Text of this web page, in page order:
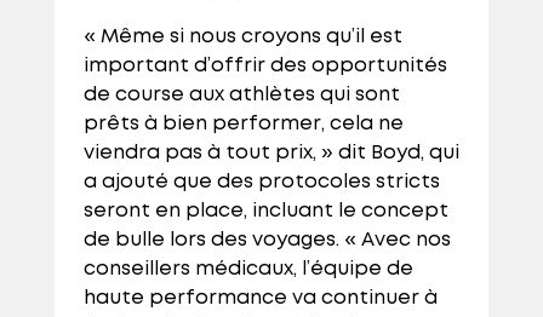
« Même si nous croyons qu’il est
important d’offrir des opportunités
de course aux athlètes qui sont
prêts à bien performer, cela ne
viendra pas à tout prix, » dit Boyd, qui
a ajouté que des protocoles stricts
seront en place, incluant le concept
de bulle lors des voyages. « Avec nos
conseillers médicaux, l’équipe de
haute performance va continuer à